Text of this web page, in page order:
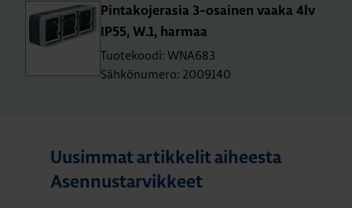
Pin­ta­ko­je­ra­sia 3-osai­nen vaaka 4lv
IP55, W.1, har­maa
Tuotekoodi: WNA683
Sähkönumero: 2009140
Uusimmat artikkelit aiheesta
Asennustarvikkeet